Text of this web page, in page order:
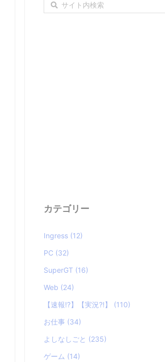
カテゴリー
Ingress (12)
PC (32)
SuperGT (16)
Web (24)
【速報!?】【実況?!】 (110)
お仕事 (34)
よしなしごと (235)
ゲーム (14)